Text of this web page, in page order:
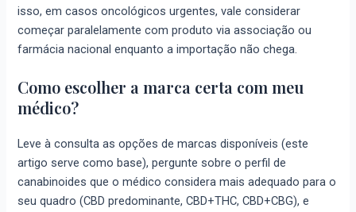
isso, em casos oncológicos urgentes, vale considerar
começar paralelamente com produto via associação ou
farmácia nacional enquanto a importação não chega.
Como escolher a marca certa com meu
médico?
Leve à consulta as opções de marcas disponíveis (este
artigo serve como base), pergunte sobre o perfil de
canabinoides que o médico considera mais adequado para o
seu quadro (CBD predominante, CBD+THC, CBD+CBG), e